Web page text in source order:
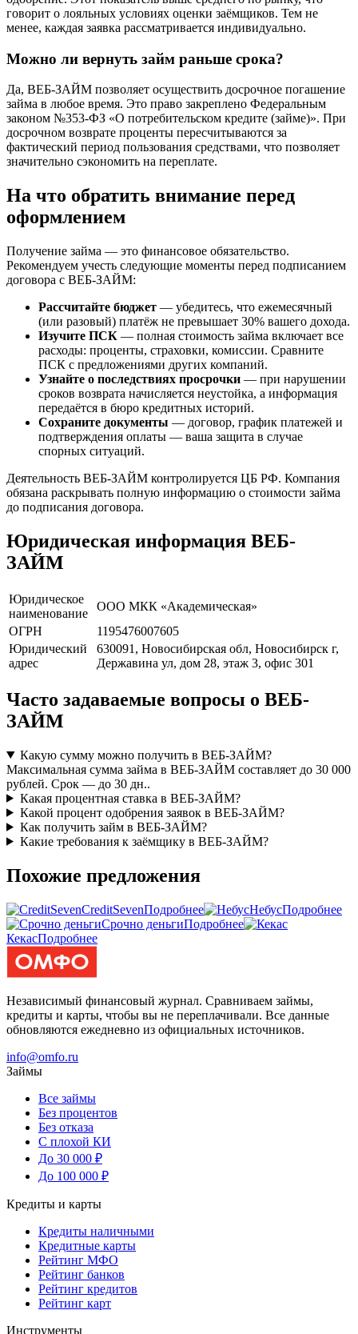
говорит о лояльных условиях оценки заёмщиков. Тем не
менее, каждая заявка рассматривается индивидуально.
Можно ли вернуть займ раньше срока?
Да, ВЕБ-ЗАЙМ позволяет осуществить досрочное погашение
займа в любое время. Это право закреплено Федеральным
законом №353-ФЗ «О потребительском кредите (займе)». При
досрочном возврате проценты пересчитываются за
фактический период пользования средствами, что позволяет
значительно сэкономить на переплате.
На что обратить внимание перед
оформлением
Получение займа — это финансовое обязательство.
Рекомендуем учесть следующие моменты перед подписанием
договора с ВЕБ-ЗАЙМ:
Рассчитайте бюджет — убедитесь, что ежемесячный
(или разовый) платёж не превышает 30% вашего дохода.
Изучите ПСК — полная стоимость займа включает все
расходы: проценты, страховки, комиссии. Сравните
ПСК с предложениями других компаний.
Узнайте о последствиях просрочки — при нарушении
сроков возврата начисляется неустойка, а информация
передаётся в бюро кредитных историй.
Сохраните документы — договор, график платежей и
подтверждения оплаты — ваша защита в случае
спорных ситуаций.
Деятельность ВЕБ-ЗАЙМ контролируется ЦБ РФ. Компания
обязана раскрывать полную информацию о стоимости займа
до подписания договора.
Юридическая информация ВЕБ-
ЗАЙМ
Юридическое
наименование
ООО МКК «Академическая»
ОГРН
1195476007605
Юридический
адрес
630091, Новосибирская обл, Новосибирск г,
Державина ул, дом 28, этаж 3, офис 301
Часто задаваемые вопросы о ВЕБ-
ЗАЙМ
Какую сумму можно получить в ВЕБ-ЗАЙМ?
Максимальная сумма займа в ВЕБ-ЗАЙМ составляет до 30 000
рублей. Срок — до 30 дн..
Какая процентная ставка в ВЕБ-ЗАЙМ?
Какой процент одобрения заявок в ВЕБ-ЗАЙМ?
Как получить займ в ВЕБ-ЗАЙМ?
Какие требования к заёмщику в ВЕБ-ЗАЙМ?
Похожие предложения
CreditSevenПодробнее НебусПодробнее
Срочно деньгиПодробнее
КекасПодробнее
Независимый финансовый журнал. Сравниваем займы,
кредиты и карты, чтобы вы не переплачивали. Все данные
обновляются ежедневно из официальных источников.
info@omfo.ru
Займы
Все займы
Без процентов
Без отказа
С плохой КИ
До 30 000 ₽
До 100 000 ₽
Кредиты и карты
Кредиты наличными
Кредитные карты
Рейтинг МФО
Рейтинг банков
Рейтинг кредитов
Рейтинг карт
Инструменты